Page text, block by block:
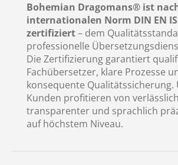
Bohemian Dragomans® ist
internationalen Norm DIN EN
zertifiziert– dem
professionelle
Die Zertifizierung garantiert
Fachübersetzer, klare Prozesse
konsequente Qualitätssicherung.
Kunden profitieren von
transparenter und sprachlich
auf höchstem Niveau.